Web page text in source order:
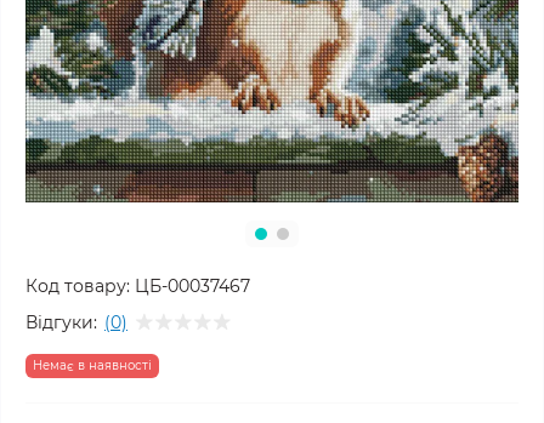
Код товару: ЦБ-00037467
Відгуки: (0)
Немає в наявності